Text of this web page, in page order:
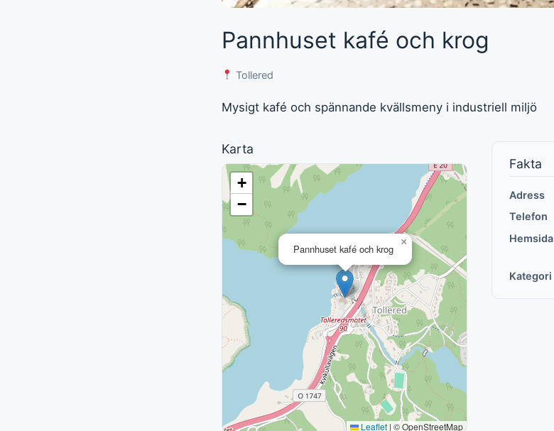
Pannhuset kafé och krog
Tollered
Mysigt kafé och spännande kvällsmeny i industriell miljö
Karta
Pannhuset kafé och krog
×
+
−
Leaflet | © OpenStreetMap
Fakta
Adress
Telefon
Hemsida
Kategori